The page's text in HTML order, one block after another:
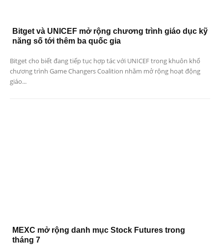
Bitget và UNICEF mở rộng chương trình giáo dục kỹ
năng số tới thêm ba quốc gia
Bitget cho biết đang tiếp tục hợp tác với UNICEF trong khuôn khổ
chương trình Game Changers Coalition nhằm mở rộng hoạt động
giáo...
MEXC mở rộng danh mục Stock Futures trong
tháng 7